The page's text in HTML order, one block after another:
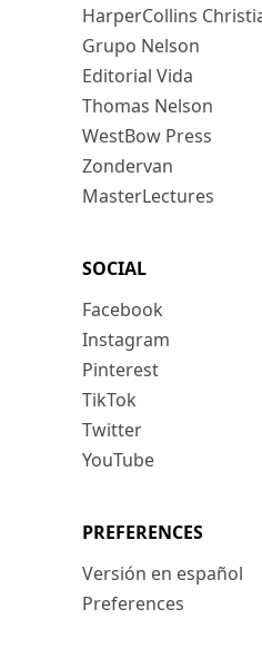
HarperCollins
Grupo Nelson
Editorial Vida
Thomas Nelson
WestBow Press
Zondervan
MasterLectures
SOCIAL
Facebook
Instagram
Pinterest
TikTok
Twitter
YouTube
PREFERENCES
Versión en español
Preferences